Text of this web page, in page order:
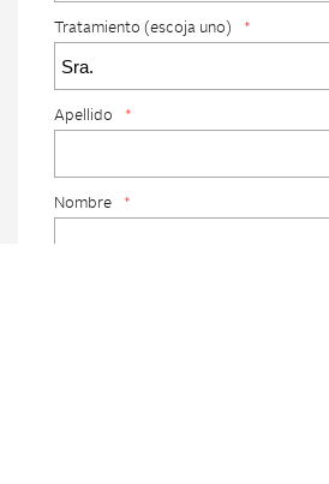
Tratamiento (escoja uno) *
Apellido *
Nombre *